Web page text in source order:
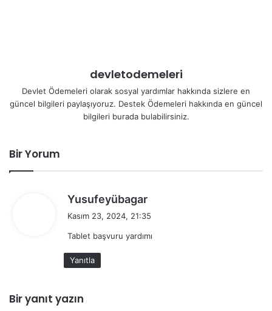
devletodemeleri
Devlet Ödemeleri olarak sosyal yardımlar hakkında sizlere en
güncel bilgileri paylaşıyoruz. Destek Ödemeleri hakkında en güncel
bilgileri burada bulabilirsiniz.
Bir Yorum
Yusufeyübagar
i
Kasım 23, 2024, 21:35
Tablet başvuru yardımı
Yanıtla
Bir yanıt yazın